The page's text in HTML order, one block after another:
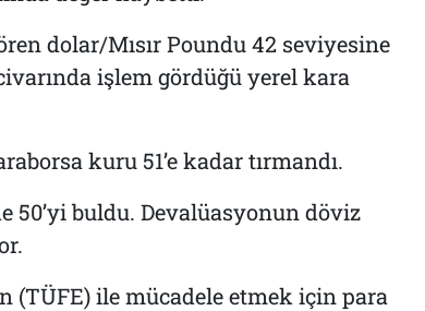
dolar/Mısır Poundu 42 seviyesine
işlem gördüğü yerel kara
kuru 51’e kadar tırmandı.
50’yi buldu. Devalüasyonun döviz
(TÜFE) ile mücadele etmek için para